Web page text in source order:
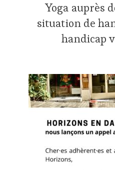
Yoga auprès
situation de
handicap